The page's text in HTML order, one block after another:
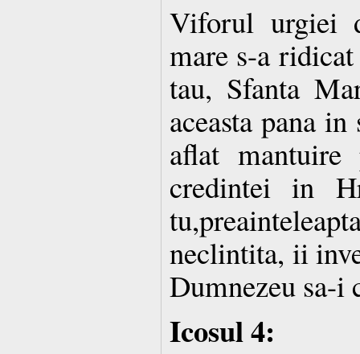
Viforul urgiei
mare s-a
tau, Sfanta
aceasta pana
aflat
credintei in
neclintita, ii
Dumnezeu sa-i
Icosul 4: